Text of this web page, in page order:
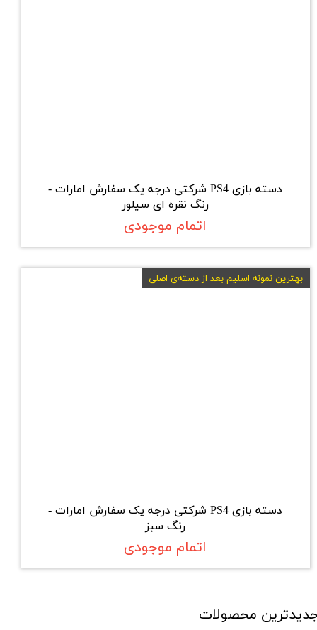
دسته بازی PS4 شرکتی درجه یک سفارش امارات -
رنگ نقره ای سیلور
اتمام موجودی
دسته بازی PS4 شرکتی درجه یک سفارش امارات -
رنگ سبز
اتمام موجودی
بهترین نمونه اسلیم بعد از دسته‌ی اصلی
محصولات